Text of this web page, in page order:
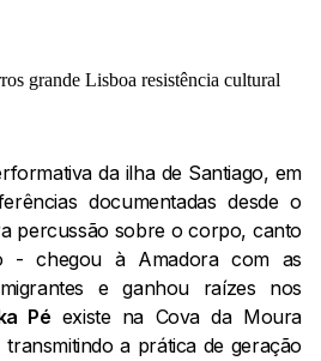
da ilha de Santiago, em
documentadas desde o
percussão sobre o corpo, canto
- chegou à Amadora com as
e ganhou raízes nos
Pé existe na Cova da Moura
a prática de geração